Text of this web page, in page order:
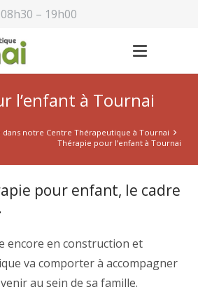
– 19h00
l’enfant à Tournai
dans notre Centre Thérapeutique à Tournai
Thérapie pour l’enfant à Tournai
pour enfant, le cadre
encore en construction et
va comporter à accompagner
au sein de sa famille.